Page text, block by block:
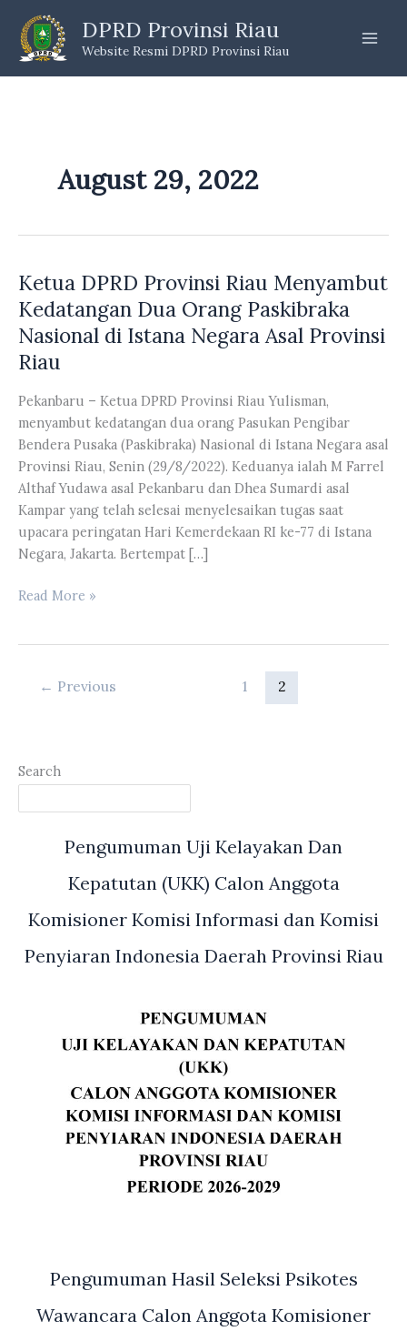
content
DPRD Provinsi Riau
Website Resmi DPRD Provinsi Riau
August 29, 2022
Ketua DPRD Provinsi Riau Menyambut
Kedatangan Dua Orang Paskibraka
Nasional di Istana Negara Asal Provinsi
Riau
Pekanbaru – Ketua DPRD Provinsi Riau Yulisman,
menyambut kedatangan dua orang Pasukan Pengibar
Bendera Pusaka (Paskibraka) Nasional di Istana Negara asal
Provinsi Riau, Senin (29/8/2022). Keduanya ialah M Farrel
Althaf Yudawa asal Pekanbaru dan Dhea Sumardi asal
Kampar yang telah selesai menyelesaikan tugas saat
upacara peringatan Hari Kemerdekaan RI ke-77 di Istana
Negara, Jakarta. Bertempat […]
Ketua
Menyambut
Paskibraka
Nasional
di
Riau
Read More »
← Previous 1 2
Search
Pengumuman Uji Kelayakan Dan
Kepatutan (UKK) Calon Anggota
Komisioner Komisi Informasi dan Komisi
Penyiaran Indonesia Daerah Provinsi Riau
Pengumuman Hasil Seleksi Psikotes
Wawancara Calon Anggota Komisioner